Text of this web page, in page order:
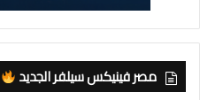
مصر فينيكس سيلفر الجديد